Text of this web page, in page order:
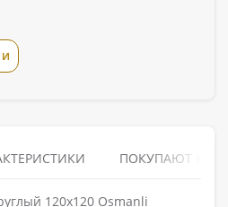
ПОКУПАЮТ
120x120 Osmanli